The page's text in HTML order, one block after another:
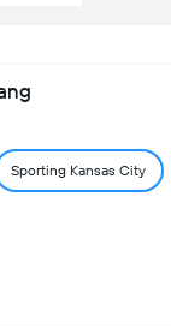
Sporting Kansas City